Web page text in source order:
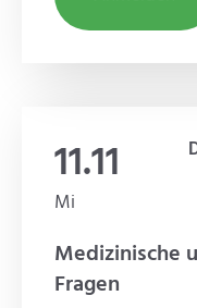
11.11
Mi
Medizinische
Fragen